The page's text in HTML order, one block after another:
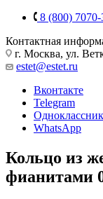
8 (800) 7070-
Контактная
г. Москва, ул.
estet@estet.ru
Вконтакте
Telegram
WhatsApp
Кольцо из
фианитами